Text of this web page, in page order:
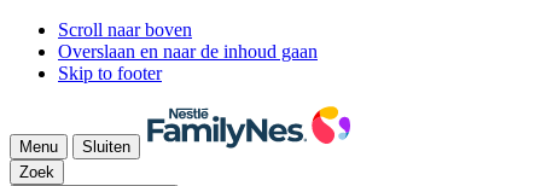
Scroll naar boven
Overslaan en naar de inhoud gaan
Skip to footer
Menu
Sluiten
Zoek